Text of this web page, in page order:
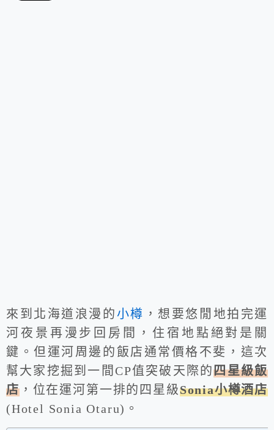
來到北海道浪漫的小樽 ，想要悠閒地拍完運
河夜景再漫步回房間，住宿地點絕對是關
鍵。但運河周邊的飯店通常價格不斐，這次
幫大家挖掘到一間CP值突破天際的四星級飯
店，位在運河第一排的四星級Sonia小樽酒店
(Hotel Sonia Otaru)。